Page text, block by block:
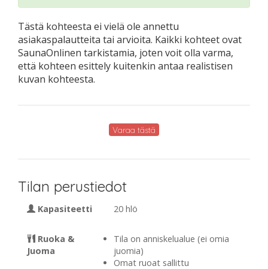
Tästä kohteesta ei vielä ole annettu
asiakaspalautteita tai arvioita. Kaikki kohteet ovat
SaunaOnlinen tarkistamia, joten voit olla varma,
että kohteen esittely kuitenkin antaa realistisen
kuvan kohteesta.
Varaa tästä
Tilan perustiedot
Kapasiteetti 20 hlö
Ruoka &
Juoma
Tila on anniskelualue (ei omia
juomia)
Omat ruoat sallittu